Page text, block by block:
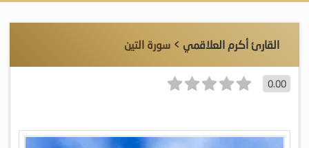
القارئ أكرم العلاقمي > سورة التين
0.00